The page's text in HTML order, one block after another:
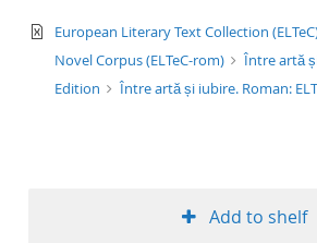
text/xml
European Literary Text Collection
Novel Corpus (ELTeC-rom)
Între artă
Edition
Între artă și iubire. Roman:
Add to shelf